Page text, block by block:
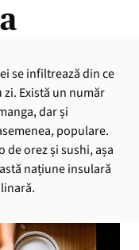
se infiltrează din ce
Există un număr
dar și
populare.
orez și sushi, așa
națiune insulară